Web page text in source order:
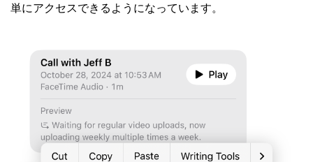
単にアクセスできるようになっています。